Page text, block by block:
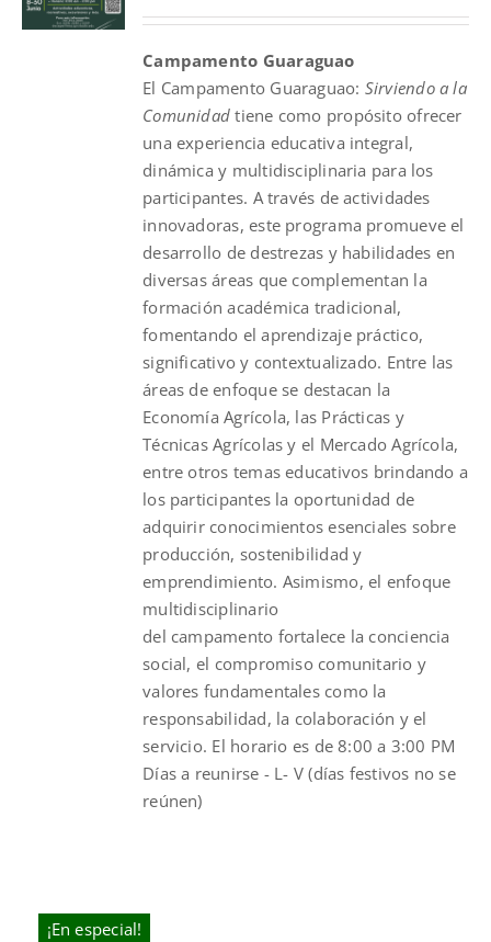
$180.00.$130.00.
Campamento Guaraguao
El Campamento Guaraguao: Sirviendo a la
Comunidad tiene como propósito ofrecer
una experiencia educativa integral,
dinámica y multidisciplinaria para los
participantes. A través de actividades
innovadoras, este programa promueve el
desarrollo de destrezas y habilidades en
diversas áreas que complementan la
formación académica tradicional,
fomentando el aprendizaje práctico,
significativo y contextualizado. Entre las
áreas de enfoque se destacan la
Economía Agrícola, las Prácticas y
Técnicas Agrícolas y el Mercado Agrícola,
entre otros temas educativos brindando a
los participantes la oportunidad de
adquirir conocimientos esenciales sobre
producción, sostenibilidad y
emprendimiento. Asimismo, el enfoque
multidisciplinario
del campamento fortalece la conciencia
social, el compromiso comunitario y
valores fundamentales como la
responsabilidad, la colaboración y el
servicio. El horario es de 8:00 a 3:00 PM
Días a reunirse - L- V (días festivos no se
reúnen)
¡En especial!